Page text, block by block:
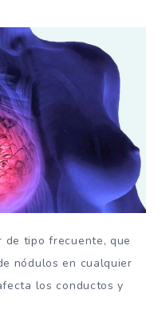
de tipo frecuente, que
nódulos en cualquier
los conductos y